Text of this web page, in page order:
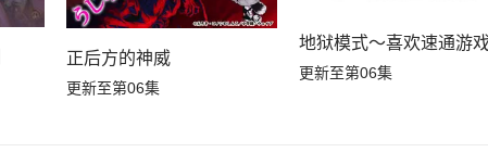
正后方的神威
更新至第06集
地狱模式～喜欢速通游
更新至第06集